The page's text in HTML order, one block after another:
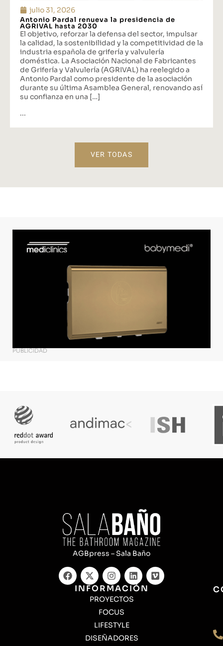
julio 31, 2026
Antonio Pardal renueva la presidencia de
AGRIVAL hasta 2030
El objetivo, reforzar la defensa del sector, impulsar
la calidad, la sostenibilidad y la competitividad de la
industria española de grifería y valvulería
doméstica. La Asociación Nacional de Fabricantes
de Grifería y Valvulería (AGRIVAL) ha reelegido a
Antonio Pardal como presidente de la asociación
durante su última Asamblea General, renovando así
su confianza en una […]
...
VER TODAS
PUBLICIDAD
AGBpress – Sala Baño
INFORMACIÓN
PROYECTOS
FOCUS
LIFESTYLE
DISEÑADORES